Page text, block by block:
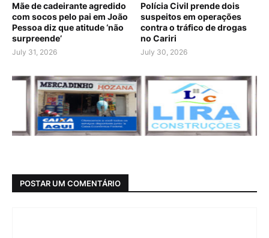
Mãe de cadeirante agredido
com socos pelo pai em João
Pessoa diz que atitude ‘não
surpreende’
July 31, 2026
Polícia Civil prende dois
suspeitos em operações
contra o tráfico de drogas
no Cariri
July 30, 2026
POSTAR UM COMENTÁRIO